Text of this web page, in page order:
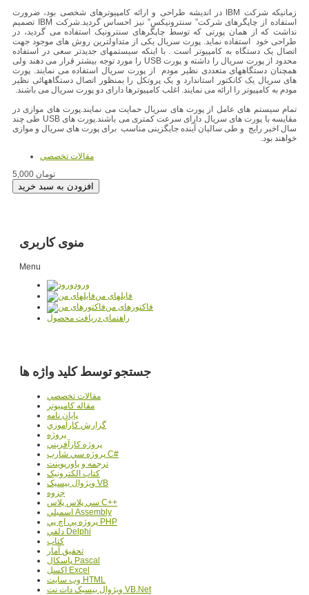
زمانيکه شرکت IBM در انديشه طراحی و ارائه کامپيوترهای شخصی بود، ضرورت
استفاده از چاپگرهای شرکت” سنترونيکس” نيز احساس گرديد.شرکت IBM تصميم
نداشت که از همان پورتی که توسط چاپگرهای سنترونيک استفاده می گرديد، در
طراحی خود استفاده نمايد. پورت سريال يکی از متداولترين روش های موجود جهت
اتصال يک دستگاه به کامپيوتر است . با اينکه سيستمهای جديدتر سعی در استفاده
محدود از پورت سريال را داشته و پورت USB را مورد توجه بيشتر قرار می دهند ولی
همچنان دستگاههای متعددی نظير مودم از پورت سريال استفاده می نمايند. پورت
های سريال يک کانکتور استاندارد و يک پروتکل را بمنظور اتصال دستگاههائی نظير
مودم به کامپيوتر را ارائه می نمايند. اغلب کامپيوترها دارای دو پورت سريال می باشند.
تمام سيستم های عامل از پورت های سريال حمايت می نمايند.پورت های موازی در
مقايسه با پورت های سريال دارای سرعت کمتری می باشند.پورت های USB طی چند
سال اخير رايج و طی ساليان آينده جايگزينی مناسب برای پورت های سريال و موازی
خواهند بود.
مقالات تخصصي
5,000 تومان
منوی کاربری
Menu
ورود
فایلهای من
فاکتورهای من
راهنمای دریافت محصول
جستجو توسط کلید واژه ها
مقالات تخصصي
مقاله کامپیوتر
پایان نامه
گزارش کارآموزي
پروژه
پروژه کارآفريني
پروژه سي شارپ C#
ترجمه و پاورپوينت
کتاب الکترونيک
ويژوال بيسيک VB
جزوه
سي پلاس پلاس C++
اسمبلي Assembly
پروژه پي اچ پي PHP
دلفي Delphi
کتاب
تحقيق آمار
پاسکال Pascal
اکسل Excel
وب سايت HTML
ويژوال بيسيک دات نت VB.Net